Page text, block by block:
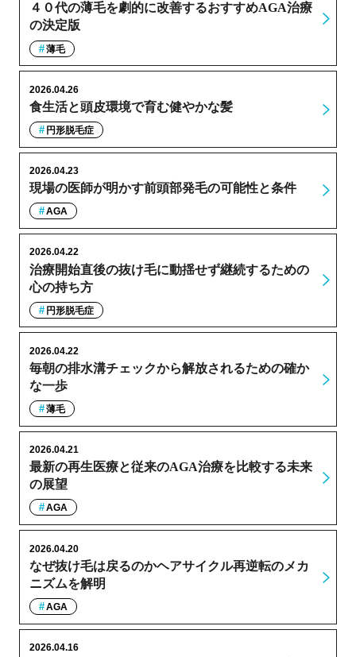
４０代の薄毛を劇的に改善するおすすめAGA治療
の決定版
薄毛
食生活と頭皮環境で育む健やかな髪
2026.04.26
円形脱毛症
現場の医師が明かす前頭部発毛の可能性と条件
2026.04.23
AGA
治療開始直後の抜け毛に動揺せず継続するための
心の持ち方
2026.04.22
円形脱毛症
毎朝の排水溝チェックから解放されるための確か
な一歩
2026.04.22
薄毛
最新の再生医療と従来のAGA治療を比較する未来
の展望
2026.04.21
AGA
なぜ抜け毛は戻るのかヘアサイクル再逆転のメカ
ニズムを解明
2026.04.20
AGA
2026.04.16